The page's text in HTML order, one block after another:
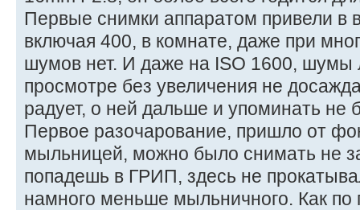
Первые снимки аппаратом привели в
включая 400, в комнате, даже при
шумов нет. И даже на ISO 1600, шумы
просмотре без увеличения не
радует, о ней дальше и упоминать не
Первое разочарование, пришло от
мыльницей, можно было снимать не
попадешь в ГРИП, здесь не
намного меньше мыльничного. Как по